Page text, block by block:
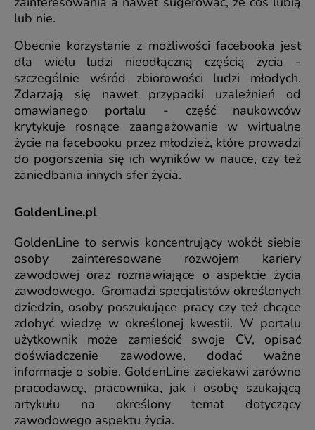
lub nie.
Obecnie korzystanie z możliwości facebooka jest
dla wielu ludzi nieodłączną częścią życia -
szczególnie wśród zbiorowości ludzi młodych.
Zdarzają się nawet przypadki uzależnień od
omawianego portalu - część naukowców
krytykuje rosnące zaangażowanie w wirtualne
życie na facebooku przez młodzież, które prowadzi
do pogorszenia się ich wyników w nauce, czy też
zaniedbania innych sfer życia.
GoldenLine.pl
GoldenLine to serwis koncentrujący wokół siebie
osoby zainteresowane rozwojem kariery
zawodowej oraz rozmawiające o aspekcie życia
zawodowego. Gromadzi specjalistów określonych
dziedzin, osoby poszukujące pracy czy też chcące
zdobyć wiedzę w określonej kwestii. W portalu
użytkownik może zamieścić swoje CV, opisać
doświadczenie zawodowe, dodać ważne
informacje o sobie. GoldenLine zaciekawi zarówno
pracodawcę, pracownika, jak i osobę szukającą
artykułu na określony temat dotyczący
zawodowego aspektu życia.